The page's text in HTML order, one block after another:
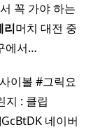
꼭 가야 하는
리머치 대전 중
에서…
이볼 #그릭요
지 : 클립
네이버